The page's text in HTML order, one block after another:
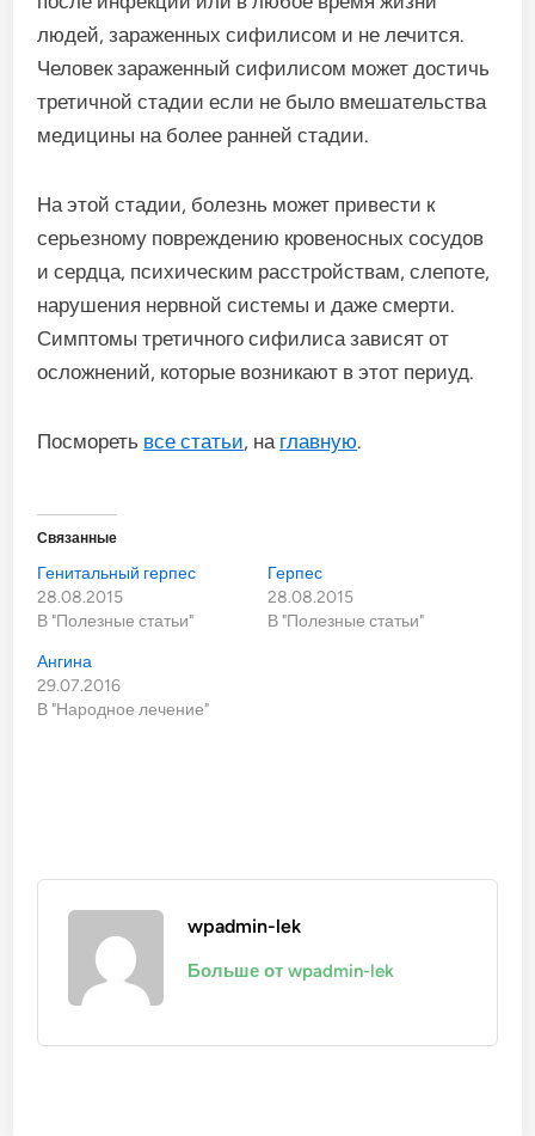
людей, зараженных сифилисом и не лечится.
Человек зараженный сифилисом может достичь
третичной стадии если не было вмешательства
медицины на более ранней стадии.
На этой стадии, болезнь может привести к
серьезному повреждению кровеносных сосудов
и сердца, психическим расстройствам, слепоте,
нарушения нервной системы и даже смерти.
Симптомы третичного сифилиса зависят от
осложнений, которые возникают в этот периуд.
Посмореть все статьи, на главную.
Связанные
Генитальный герпес
28.08.2015
В "Полезные статьи"
Герпес
28.08.2015
В "Полезные статьи"
Ангина
29.07.2016
В "Народное лечение"
wpadmin-lek
Больше от wpadmin-lek